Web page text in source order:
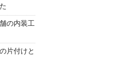
の内装工
片付けと